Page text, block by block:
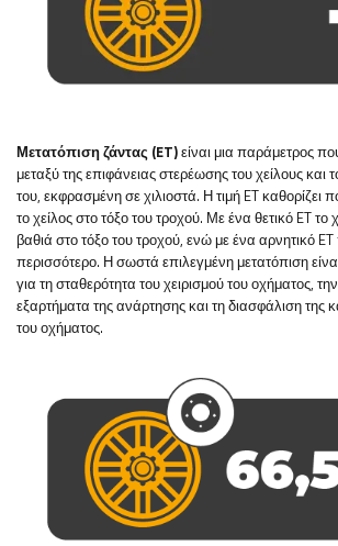
Μετατόπιση ζάντας (ET)είναι μια παράμετρος
μεταξύ της επιφάνειας στερέωσης του χείλους και
του, εκφρασμένη σε χιλιοστά. Η τιμή ET καθορίζει
το χείλος στο τόξο του τροχού. Με ένα θετικό ET το
βαθιά στο τόξο του τροχού, ενώ με ένα αρνητικό ET
περισσότερο. Η σωστά επιλεγμένη μετατόπιση
για τη σταθερότητα του χειρισμού του οχήματος,
εξαρτήματα της ανάρτησης και τη διασφάλιση της
του οχήματος.